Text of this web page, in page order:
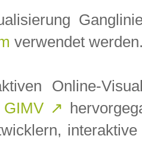
verwendet
Online-
GIMV ↗